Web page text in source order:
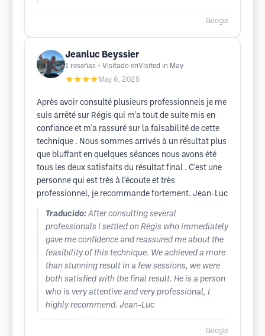
Google
Jeanluc Beyssier
1 reseñas • Visitado enVisited in May
★★★★ May 6, 2025
Après avoir consulté plusieurs professionnels je me
suis arrêté sur Régis qui m'a tout de suite mis en
confiance et m'a rassuré sur la faisabilité de cette
technique . Nous sommes arrivés à un résultat plus
que bluffant en quelques séances nous avons été
tous les deux satisfaits du résultat final . C'est une
personne qui est très à l'écoute et très
professionnel, je recommande fortement. Jean-Luc
Traducido: After consulting several
professionals I settled on Régis who immediately
gave me confidence and reassured me about the
feasibility of this technique. We achieved a more
than stunning result in a few sessions, we were
both satisfied with the final result. He is a person
who is very attentive and very professional, I
highly recommend. Jean-Luc
Google